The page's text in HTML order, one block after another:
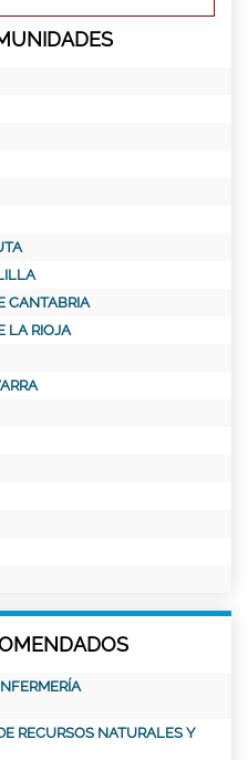
CANTABRIA
LA RIOJA
RECURSOS NATURALES Y